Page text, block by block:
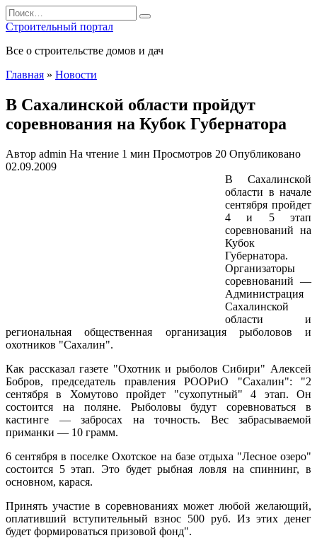
Перейти
к
содержанию
Search
for:
Строительный портал
Все о строительстве домов и дач
Главная » Новости
В Сахалинской области пройдут
соревнования на Кубок Губернатора
Автор admin На чтение 1 мин Просмотров 20 Опубликовано
02.09.2009
В Сахалинской
области в начале
сентября пройдет
4 и 5 этап
соревнований на
Кубок
Губернатора.
Организаторы
соревнований —
Администрация
Сахалинской
области и
региональная общественная организация рыболовов и
охотников "Сахалин".
Как рассказал газете "Охотник и рыболов Сибири" Алексей
Бобров, председатель правления РООРиО "Сахалин": "2
сентября в Хомутово пройдет "сухопутный" 4 этап. Он
состоится на поляне. Рыболовы будут соревноваться в
кастинге — забросах на точность. Вес забрасываемой
приманки — 10 грамм.
6 сентября в поселке Охотское на базе отдыха "Лесное озеро"
состоится 5 этап. Это будет рыбная ловля на спиннинг, в
основном, карася.
Принять участие в соревнованиях может любой желающий,
оплативший вступительный взнос 500 руб. Из этих денег
будет формироваться призовой фонд".